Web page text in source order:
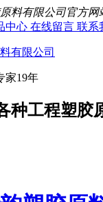
料有限公司官方
中心 在线留言 联系
家19年
种工程塑胶